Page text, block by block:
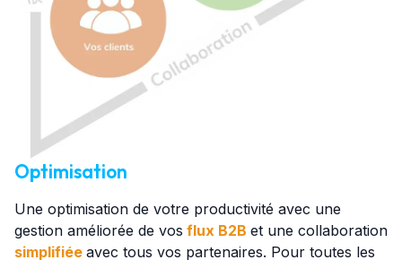
Optimisation
Une optimisation de votre productivité avec une
gestion améliorée de vos flux B2B et une collaboration
simplifiée avec tous vos partenaires. Pour toutes les